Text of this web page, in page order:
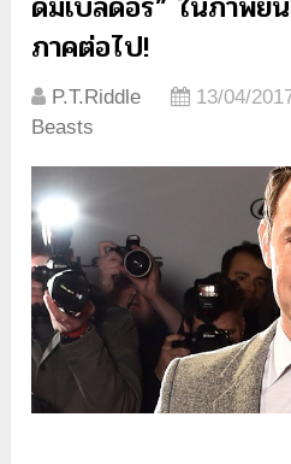
ภาคต่อไป!
P.T.Riddle 13/04/
Beasts